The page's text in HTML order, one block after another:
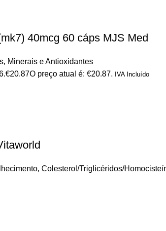
40mcg 60 cáps MJS Med
Minerais e Antioxidantes
€20.87O preço atual é: €20.87. IVA Incluído
, Colesterol/Triglicéridos/